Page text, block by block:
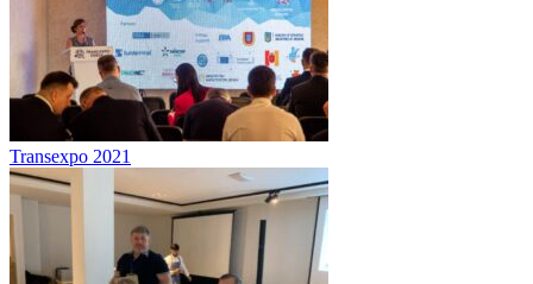
Transexpo 2021